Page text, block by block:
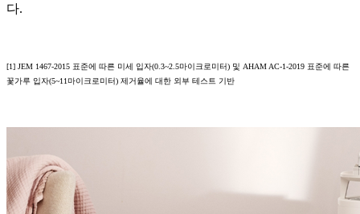
다.
[1] JEM 1467-2015 표준에 따른 미세 입자(0.3~2.5마이크로미터) 및 AHAM AC-1-2019 표준에 따른
꽃가루 입자(5~11마이크로미터) 제거율에 대한 외부 테스트 기반